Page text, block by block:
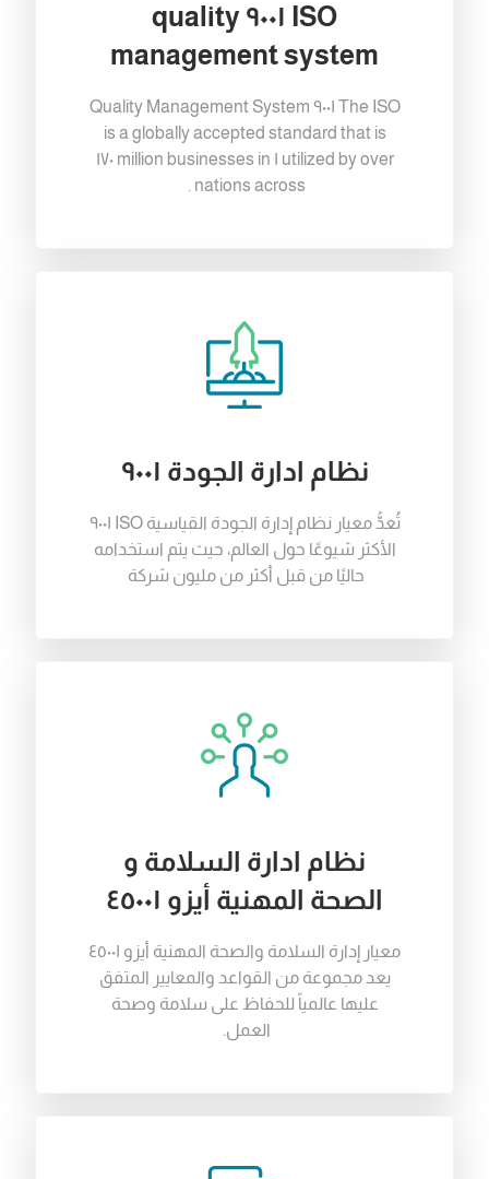
ISO ٩٠٠١ quality
management system
The ISO ٩٠٠١ Quality Management System
is a globally accepted standard that is
utilized
by over ١ million businesses in ١٧٠
nations across .
نظام ادارة الجودة ٩٠٠١
تُعدُّ معيار نظام إدارة الجودة القياسيةISO ٩٠٠١
الأكثر شيوعًا حول العالم، حيث يتم استخدامه
حاليًا من قبل أكثر من مليون شركة
نظام ادارة السلامة و
الصحة المهنية أيزو ٤٥٠٠١
معيار إدارة السلامة والصحة المهنية أيزو ٤٥٠٠١
يعد مجموعة من القواعد والمعايير المتفق
عليها عالمياً للحفاظ على سلامة وصحة
العمل